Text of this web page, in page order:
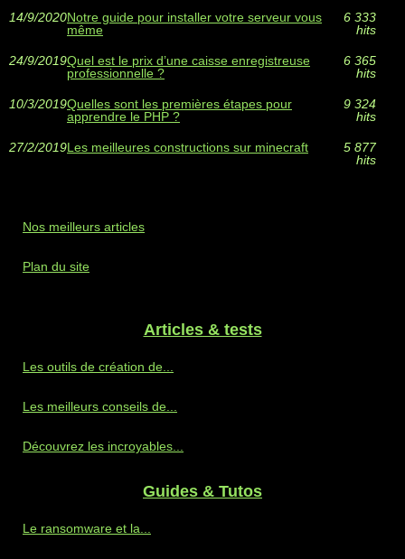
14/9/2020Notre guide pour installer votre serveur vous
même
6 333
hits
24/9/2019Quel est le prix d’une caisse enregistreuse
professionnelle ?
6 365
hits
10/3/2019Quelles sont les premières étapes pour
apprendre le PHP ?
9 324
hits
27/2/2019Les meilleures constructions sur minecraft
5 877
hits
Nos meilleurs articles
Plan du site
Articles & tests
Les outils de création de...
Les meilleurs conseils de...
Découvrez les incroyables...
Guides & Tutos
Le ransomware et la...